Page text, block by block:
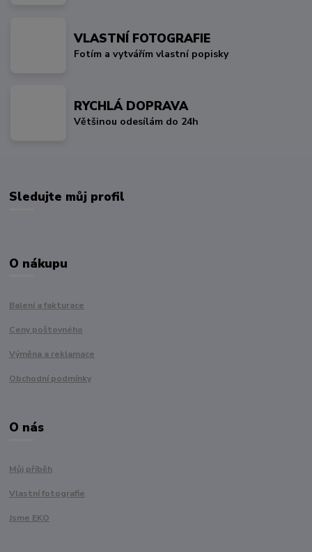
VLASTNÍ FOTOGRAFIE
Fotím a vytvářím vlastní popisky
RYCHLÁ DOPRAVA
Většinou odesílám do 24h
Sledujte můj profil
O nákupu
Balení a fakturace
Ceny poštovného
Výměna a reklamace
Obchodní podmínky
O nás
Můj příběh
Vlastní fotografie
Jsme EKO